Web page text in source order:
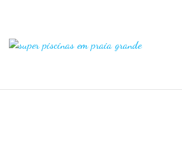
em
Grande